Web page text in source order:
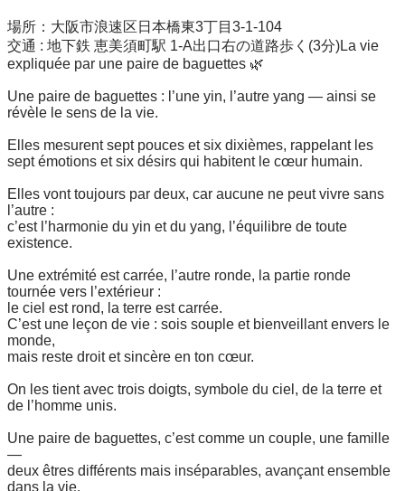
場所：大阪市浪速区日本橋東3丁目3-1-104
交通 : 地下鉄 恵美須町駅 1-A出口右の道路歩く(3分)La vie
expliquée par une paire de baguettes 🌿
Une paire de baguettes : l’une yin, l’autre yang — ainsi se
révèle le sens de la vie.
Elles mesurent sept pouces et six dixièmes, rappelant les
sept émotions et six désirs qui habitent le cœur humain.
Elles vont toujours par deux, car aucune ne peut vivre sans
l’autre :
c’est l’harmonie du yin et du yang, l’équilibre de toute
existence.
Une extrémité est carrée, l’autre ronde, la partie ronde
tournée vers l’extérieur :
le ciel est rond, la terre est carrée.
C’est une leçon de vie : sois souple et bienveillant envers le
monde,
mais reste droit et sincère en ton cœur.
On les tient avec trois doigts, symbole du ciel, de la terre et
de l’homme unis.
Une paire de baguettes, c’est comme un couple, une famille
—
deux êtres différents mais inséparables, avançant ensemble
dans la vie.